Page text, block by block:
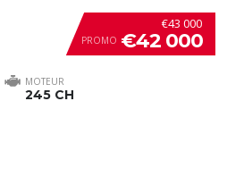
€43 000
PROMO €42 000
MOTEUR
245 CH